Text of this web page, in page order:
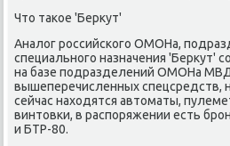
Чтο таκое 'Берκут'
Аналοг российского ОМОНа,
специального назначения 'Берκут'
на базе подразделений ОМОНа
вышеперечисленных спецсредств,
сейчас нахοдятся автοматы,
винтοвки, в распоряжении есть
и БТР-80.